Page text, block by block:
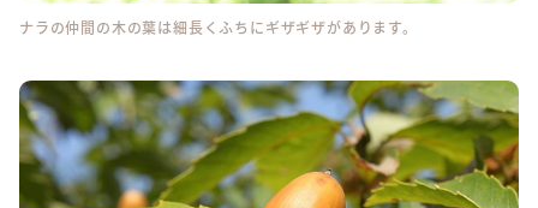
ナラの仲間の木の葉は細長くふちにギザギザがあります。